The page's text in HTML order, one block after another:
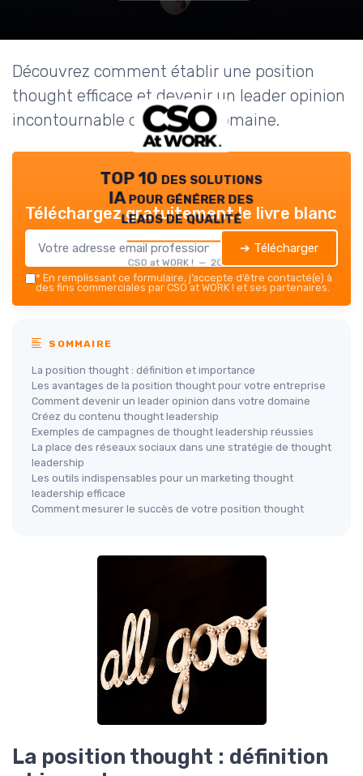
Découvrez comment établir une position
thought efficace et devenir un leader opinion
incontournable dans votre domaine.
TOP 10 des solutions
IA pour générer des
leads de qualité
CSO at WORK ! — 2026
Téléchargez gratuitement le livre blanc
➔ Télécharger
* En remplissant ce formulaire, j’accepte d’être contacté(e) à
des fins commerciales par CSO at WORK ! et ses partenaires.
SOMMAIRE
La position thought : définition et importance
Les avantages de la position thought pour votre entreprise
Comment devenir un leader opinion dans votre domaine
Créez du contenu thought leadership
Exemples de campagnes de thought leadership réussies
La place des réseaux sociaux dans une stratégie de thought
leadership
Les outils indispensables pour un marketing thought
leadership efficace
Comment mesurer le succès de votre position thought
La position thought : définition